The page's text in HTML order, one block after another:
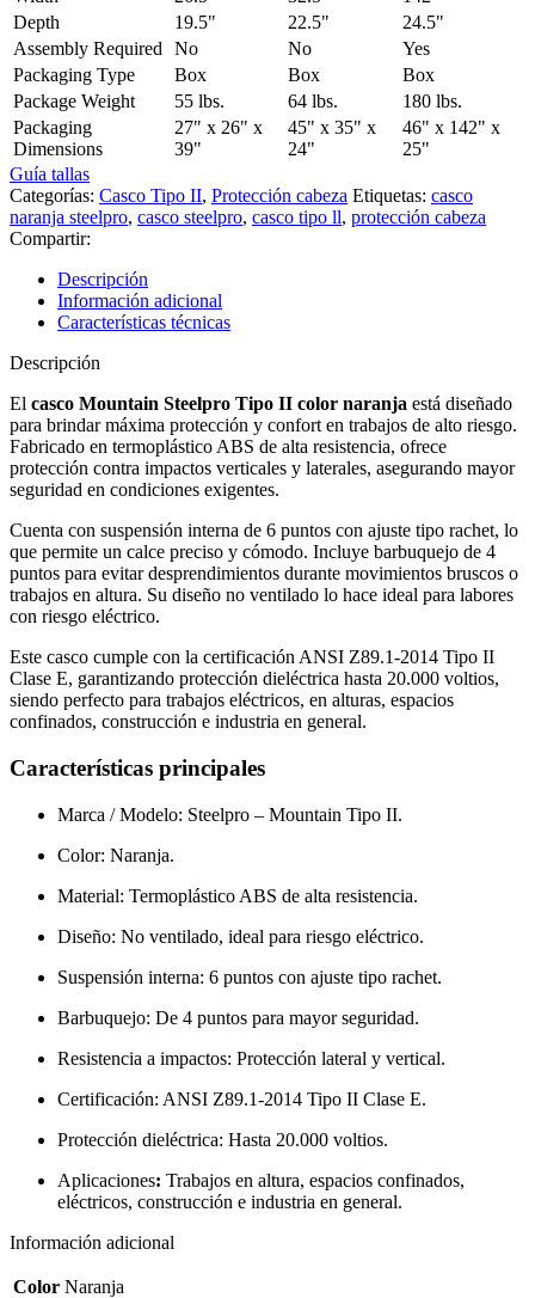
Depth
19.5" 22.5"
24.5"
Assembly Required No No
Yes
Packaging Type
Box Box
Box
Package Weight
55 lbs. 64 lbs.
180 lbs.
Packaging
Dimensions
27" x 26" x
39"
45" x 35" x
24"
46" x 142" x
25"
Guía tallas
Categorías: Casco Tipo II, Protección cabeza Etiquetas: casco
naranja steelpro, casco steelpro, casco tipo ll, protección cabeza
Compartir:
Descripción
Información adicional
Características técnicas
Descripción
El casco Mountain Steelpro Tipo II color naranja está diseñado
para brindar máxima protección y confort en trabajos de alto riesgo.
Fabricado en termoplástico ABS de alta resistencia, ofrece
protección contra impactos verticales y laterales, asegurando mayor
seguridad en condiciones exigentes.
Cuenta con suspensión interna de 6 puntos con ajuste tipo rachet, lo
que permite un calce preciso y cómodo. Incluye barbuquejo de 4
puntos para evitar desprendimientos durante movimientos bruscos o
trabajos en altura. Su diseño no ventilado lo hace ideal para labores
con riesgo eléctrico.
Este casco cumple con la certificación ANSI Z89.1-2014 Tipo II
Clase E, garantizando protección dieléctrica hasta 20.000 voltios,
siendo perfecto para trabajos eléctricos, en alturas, espacios
confinados, construcción e industria en general.
Características principales
Marca / Modelo: Steelpro – Mountain Tipo II.
Color: Naranja.
Material: Termoplástico ABS de alta resistencia.
Diseño: No ventilado, ideal para riesgo eléctrico.
Suspensión interna: 6 puntos con ajuste tipo rachet.
Barbuquejo: De 4 puntos para mayor seguridad.
Resistencia a impactos: Protección lateral y vertical.
Certificación: ANSI Z89.1-2014 Tipo II Clase E.
Protección dieléctrica: Hasta 20.000 voltios.
Aplicaciones: Trabajos en altura, espacios confinados,
eléctricos, construcción e industria en general.
Información adicional
Color Naranja